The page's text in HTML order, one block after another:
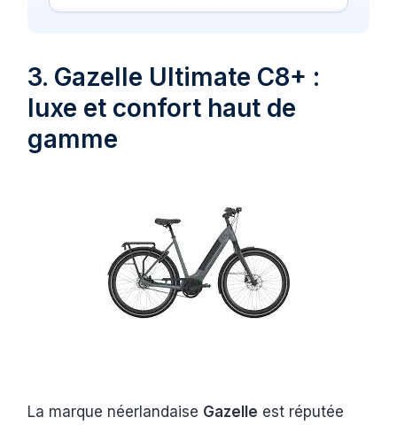
3. Gazelle Ultimate C8+ :
luxe et confort haut de
gamme
La marque néerlandaise Gazelle est réputée